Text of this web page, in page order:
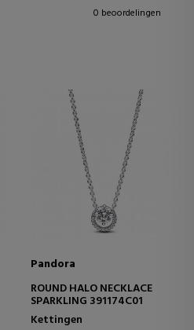
0 beoordelingen
Pandora
ROUND HALO NECKLACE
SPARKLING 391174C01
Kettingen